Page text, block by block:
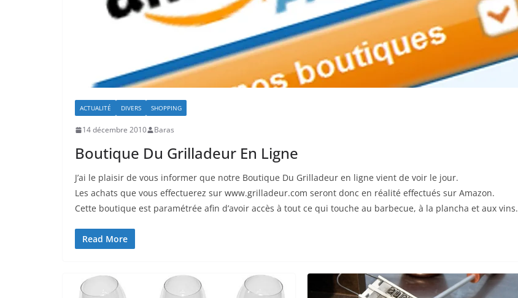
ACTUALITÉ DIVERS SHOPPING
14 décembre 2010 Baras
Boutique Du Grilladeur En Ligne
J’ai le plaisir de vous informer que notre Boutique Du Grilladeur en ligne vient de voir le jour.
Les achats que vous effectuerez sur www.grilladeur.com seront donc en réalité effectués sur Amazon.
Cette boutique est paramétrée afin d’avoir accès à tout ce qui touche au barbecue, à la plancha et aux vins.
Read More